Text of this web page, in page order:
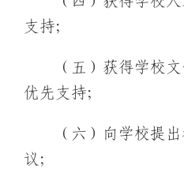
支持；
（五）获得学校
优先支持；
（六）向学校提
议；